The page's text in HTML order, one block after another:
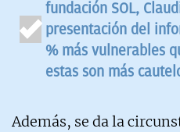
fundación SOL,
presentación del
% más vulnerables
estas son más
Además, se da la